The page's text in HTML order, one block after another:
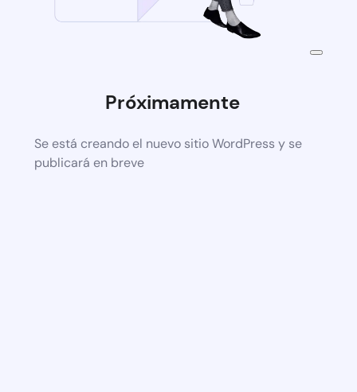
Próximamente
Se está creando el nuevo sitio WordPress y se
publicará en breve